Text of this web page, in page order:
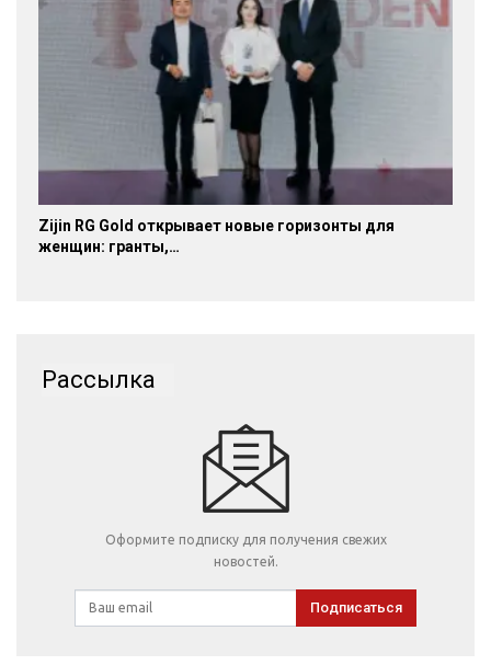
Zijin RG Gold открывает новые горизонты для
женщин: гранты,…
Рассылка
Оформите подписку для получения свежих
новостей.
Подписаться